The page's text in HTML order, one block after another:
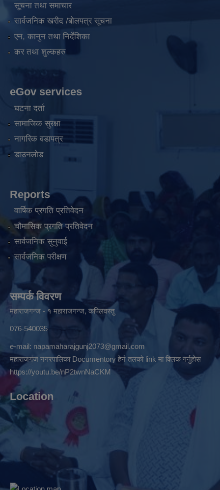
सूचना तथा समाचार
सार्वजनिक खरीद /बोलपत्र सूचना
एन, कानुन तथा निर्देशिका
कर तथा शुल्कहरु
eGov services
घटना दर्ता
सामाजिक सुरक्षा
नागरिक वडापत्र
डाउनलोड
Reports
वार्षिक प्रगति प्रतिवेदन
चौमासिक प्रगति प्रतिवेदन
सार्वजनिक सुनुवाई
सार्वजनिक परीक्षण
सम्पर्क विवरण
महाराजगन्ज - १ महाराजगन्ज, कपिलवस्तु
076-540035
e-mail: napamaharajgunj2073@gmail.com
महाराजगंज नगरपालिका Documentory हेर्न तलको link मा क्लिक गर्नुहोस
https://youtu.be/nP2twnNaCKM
Location